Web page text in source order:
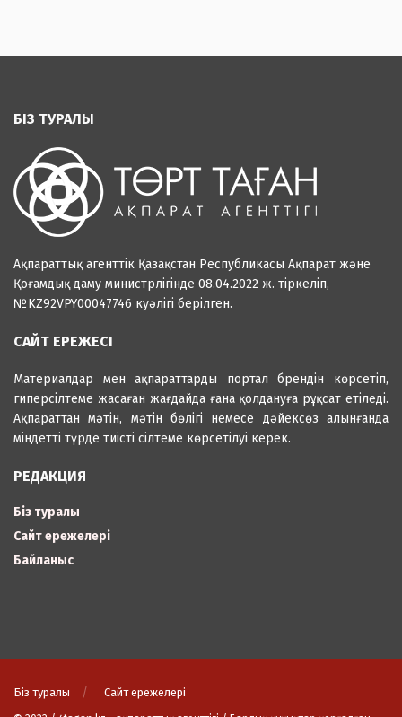
БІЗ ТУРАЛЫ
Ақпараттық агенттік Қазақстан Республикасы Ақпарат және
Қоғамдық даму министрлігінде 08.04.2022 ж. тіркеліп,
№KZ92VPY00047746 куәлігі берілген.
САЙТ ЕРЕЖЕСІ
Материалдар мен ақпараттарды портал брендін көрсетіп,
гиперсілтеме жасаған жағдайда ғана қолдануға рұқсат етіледі.
Ақпараттан мәтін, мәтін бөлігі немесе дәйексөз алынғанда
міндетті түрде тиісті сілтеме көрсетілуі керек.
РЕДАКЦИЯ
Біз туралы
Сайт ережелері
Байланыс
Біз туралы Сайт ережелері